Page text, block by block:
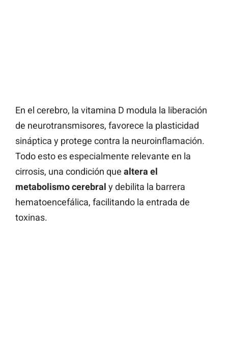
En el cerebro, la vitamina D modula la liberación
de neurotransmisores, favorece la plasticidad
sináptica y protege contra la neuroinflamación.
Todo esto es especialmente relevante en la
cirrosis, una condición que altera el
metabolismo cerebral y debilita la barrera
hematoencefálica, facilitando la entrada de
toxinas.